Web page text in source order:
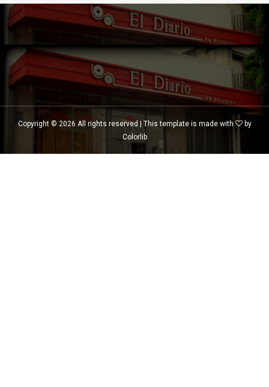
Copyright © 2026 All rights reserved | This template is made with
by
Colorlib